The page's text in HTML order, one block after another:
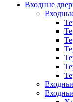
Входные